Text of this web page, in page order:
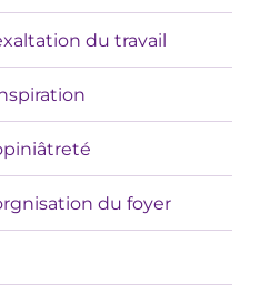
du travail
du foyer